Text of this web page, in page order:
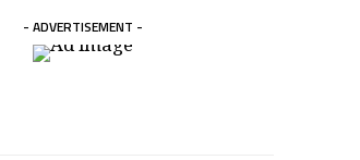
- ADVERTISEMENT -